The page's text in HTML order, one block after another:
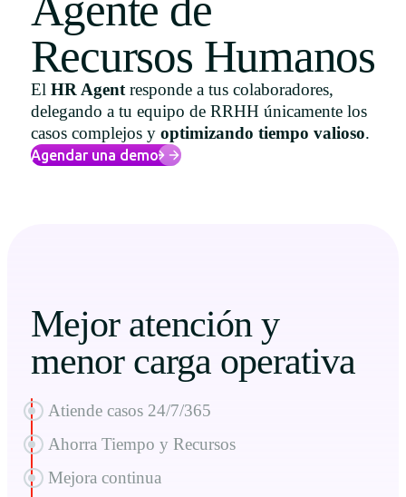
Uruguay
USA
Español
Recursos Humanos
El HR Agentresponde a tus colaboradores,
delegando a tu equipo de RRHH únicamente los
casos complejos y optimizando tiempo valioso.
Agendar una demo
Mejor atención y
menor carga operativa
Atiende casos 24/7/365
Ahorra Tiempo y Recursos
Mejora continua